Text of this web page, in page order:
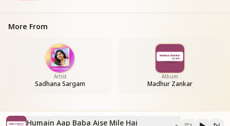
More From
Artist
Sadhana Sargam
Album
Madhur Zankar
Humain Aap Baba Aise Mile Hai